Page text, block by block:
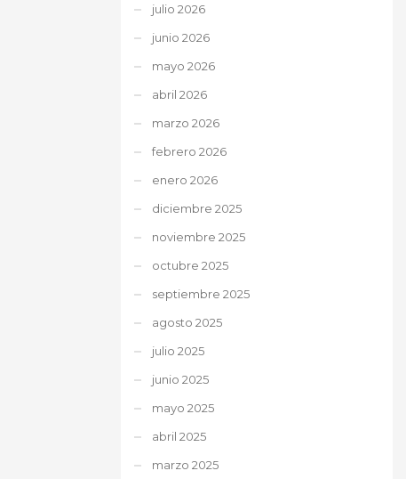
julio 2026
junio 2026
mayo 2026
abril 2026
marzo 2026
febrero 2026
enero 2026
diciembre 2025
noviembre 2025
octubre 2025
septiembre 2025
agosto 2025
julio 2025
junio 2025
mayo 2025
abril 2025
marzo 2025